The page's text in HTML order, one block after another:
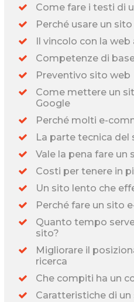
Come fare i testi di
Perché usare un
Il vincolo con la
Competenze di
Preventivo sito web
Come mettere un
Google
Perché molti e-
La parte tecnica del
Vale la pena fare un
Costi per tenere in
Un sito lento che
Perché fare un sito
Quanto tempo
sito?
Migliorare il
ricerca
Che compiti ha un
Caratteristiche di